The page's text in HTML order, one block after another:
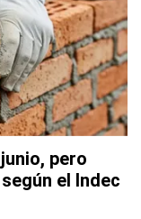
pero
el Indec